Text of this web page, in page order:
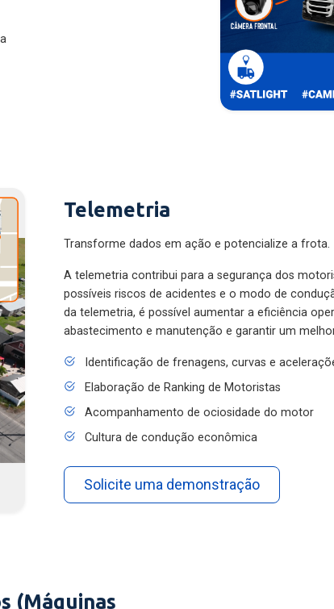
Telemetria
Transforme dados em ação e potencialize a frota.
A telemetria contribui para a segurança dos
possíveis riscos de acidentes e o modo de
da telemetria, é possível aumentar a eficiência
abastecimento e manutenção e garantir um
Identificação de frenagens, curvas e
Elaboração de Ranking de Motoristas
Acompanhamento de ociosidade do motor
Cultura de condução econômica
Solicite uma demonstração
(Máquinas